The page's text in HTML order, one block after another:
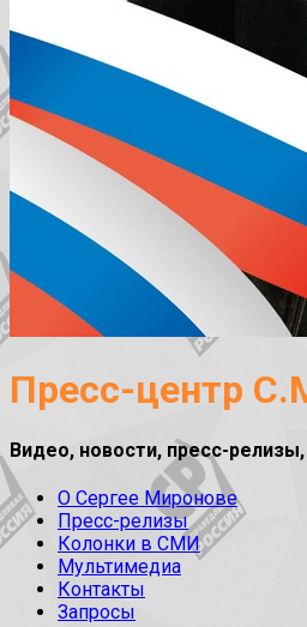
Пресс-центр
Видео, новости, пресс-
О Сергее Миронове
Пресс-релизы
Колонки в СМИ
Мультимедиа
Контакты
Запросы